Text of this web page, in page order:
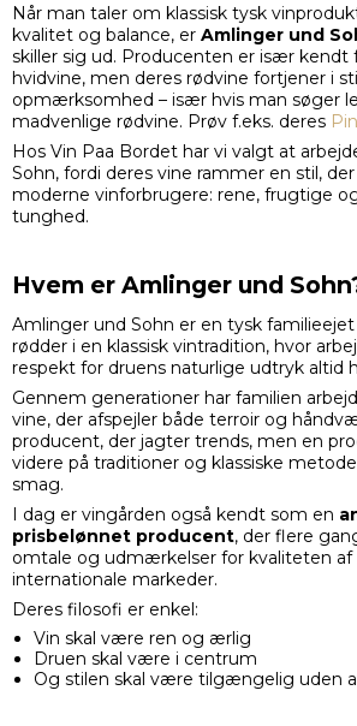
Når man taler om klassisk tysk
kvalitet og balance, er Amlinger und
skiller sig ud. Producenten er især kendt
hvidvine, men deres rødvine fortjener i
opmærksomhed – især hvis man søger
madvenlige rødvine. Prøv f.eks. deres
Hos Vin Paa Bordet har vi valgt at
Sohn, fordi deres vine rammer en stil,
moderne vinforbrugere: rene, frugtige
tunghed.
Hvem er Amlinger und
Amlinger und Sohn er en tysk
rødder i en klassisk vintradition, hvor
respekt for druens naturlige udtryk altid
Gennem generationer har familien
vine, der afspejler både terroir og
producent, der jagter trends, men en
videre på traditioner og klassiske
smag.
I dag er vingården også kendt som en
prisbelønnet producent, der flere
omtale og udmærkelser for kvaliteten af
internationale markeder.
Deres filosofi er enkel:
Vin skal være ren og ærlig
Druen skal være i centrum
Og stilen skal være tilgængelig uden